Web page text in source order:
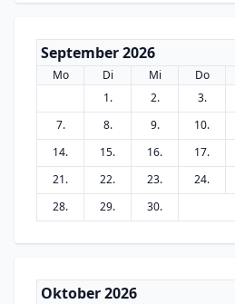
September 2026
Mo Di Mi Do
1.
2. 3.
7.
8. 9. 10.
14.
15. 16. 17.
21.
22. 23. 24.
28.
29. 30.
Oktober 2026